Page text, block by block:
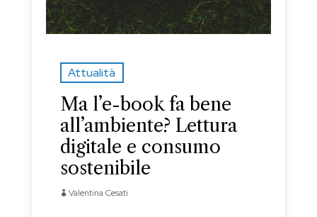
Attualità
Ma l’e-book fa bene
all’ambiente? Lettura
digitale e consumo
sostenibile
Valentina Cesati